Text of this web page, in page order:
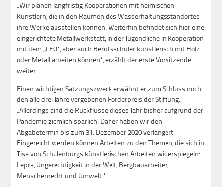
„Wir planen langfristig Kooperationen mit heimischen
Künstlern, die in den Räumen des Wasserhaltungsstandortes
ihre Werke ausstellen können. Weiterhin befindet sich hier eine
eingerichtete Metallwerkstatt, in der Jugendliche in Kooperation
mit dem „LEO“, aber auch Berufsschüler künstlerisch mit Holz
oder Metall arbeiten können“, erzählt der erste Vorsitzende
weiter.
Einen wichtigen Satzungszweck erwähnt er zum Schluss noch:
den alle drei Jahre vergebenen Förderpreis der Stiftung.
„Allerdings sind die Rückflüsse dieses Jahr bisher aufgrund der
Pandemie ziemlich spärlich. Daher haben wir den
Abgabetermin bis zum 31. Dezember 2020 verlängert.
Eingereicht werden können Arbeiten zu den Themen, die sich in
Tisa von Schulenburgs künstlerischen Arbeiten widerspiegeln:
Lepra, Ungerechtigkeit in der Welt, Bergbauarbeiter,
Menschenrecht und Umwelt.“